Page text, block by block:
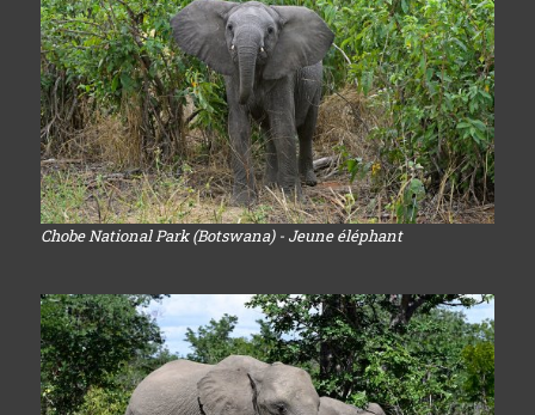
Chobe National Park (Botswana) - Jeune éléphant